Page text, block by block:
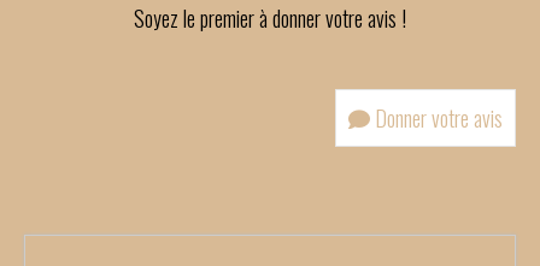
Soyez le premier à donner votre avis !
Donner votre avis